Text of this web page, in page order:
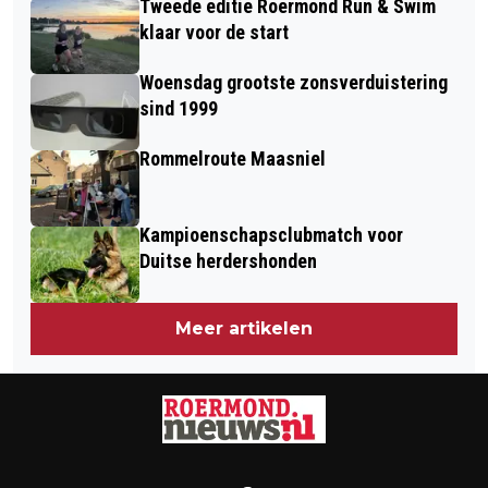
Tweede editie Roermond Run & Swim
klaar voor de start
Woensdag grootste zonsverduistering
sind 1999
Rommelroute Maasniel
Kampioenschapsclubmatch voor
Duitse herdershonden
Meer artikelen